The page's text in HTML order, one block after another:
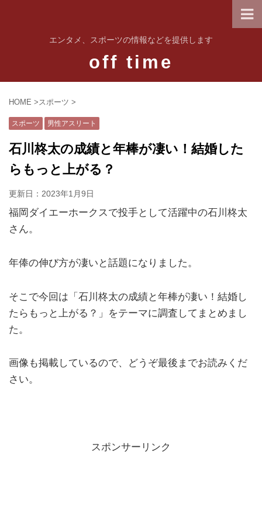
エンタメ、スポーツの情報などを提供します
off time
HOME >スポーツ >
スポーツ 男性アスリート
石川柊太の成績と年棒が凄い！結婚した
らもっと上がる？
更新日： 2023年1月9日
福岡ダイエーホークスで投手として活躍中の石川柊太
さん。
年俸の伸び方が凄いと話題になりました。
そこで今回は「石川柊太の成績と年棒が凄い！結婚し
たらもっと上がる？」をテーマに調査してまとめまし
た。
画像も掲載しているので、どうぞ最後までお読みくだ
さい。
スポンサーリンク